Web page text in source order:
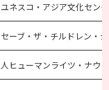
ユネスコ・アジア文化セン
セーブ・ザ・チルドレン・
人ヒューマンライツ・ナウ